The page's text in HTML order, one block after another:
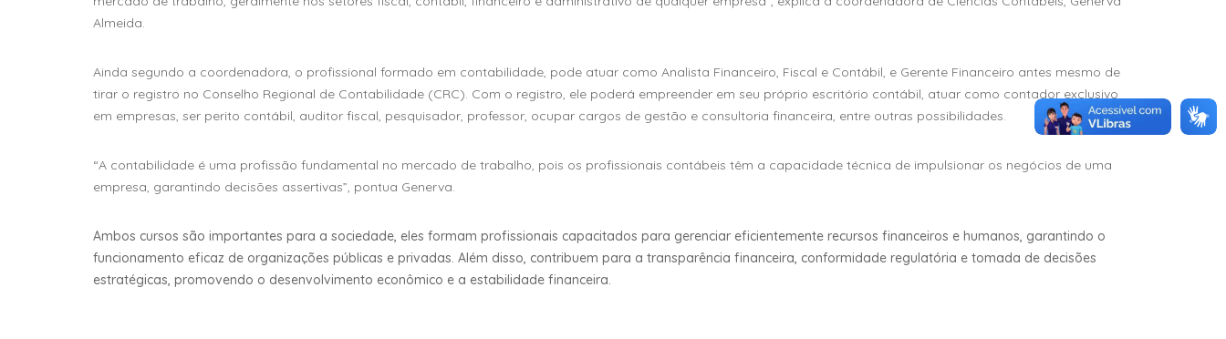
Almeida.
Ainda segundo a coordenadora, o profissional formado em contabilidade, pode atuar como Analista Financeiro, Fiscal e Contábil, e Gerente Financeiro antes mesmo de
tirar o registro no Conselho Regional de Contabilidade (CRC). Com o registro, ele poderá empreender em seu próprio escritório contábil, atuar como contador exclusivo
em empresas, ser perito contábil, auditor fiscal, pesquisador, professor, ocupar cargos de gestão e consultoria financeira, entre outras possibilidades.
“A contabilidade é uma profissão fundamental no mercado de trabalho, pois os profissionais contábeis têm a capacidade técnica de impulsionar os negócios de uma
empresa, garantindo decisões assertivas”, pontua Generva.
Ambos cursos são importantes para a sociedade, eles formam profissionais capacitados para gerenciar eficientemente recursos financeiros e humanos, garantindo o
funcionamento eficaz de organizações públicas e privadas. Além disso, contribuem para a transparência financeira, conformidade regulatória e tomada de decisões
estratégicas, promovendo o desenvolvimento econômico e a estabilidade financeira.